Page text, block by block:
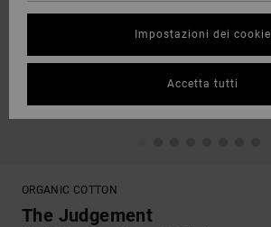
ORGANIC COTTON
The Judgement
Impostazioni dei cookie
Accetta tutti